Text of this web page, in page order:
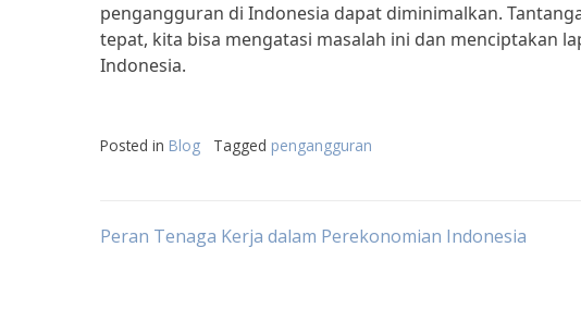
pengangguran di Indonesia dapat diminimalkan.
tepat, kita bisa mengatasi masalah ini dan menciptakan
Indonesia.
Posted in Blog Tagged pengangguran
Post
Peran Tenaga Kerja dalam Perekonomian Indonesia